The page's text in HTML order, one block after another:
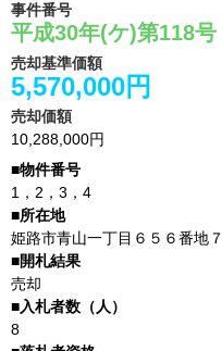
事件番号
平成30年(ケ)第118号
売却基準価額
5,570,000円
売却価額
10,288,000円
1，2，3，4
姫路市青山一丁目６５６番地７
売却
8